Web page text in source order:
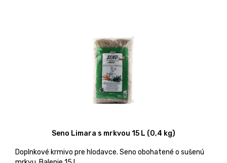
Seno Limara s mrkvou 15 L (0,4 kg)
Doplnkové krmivo pre hlodavce. Seno obohatené o sušenú